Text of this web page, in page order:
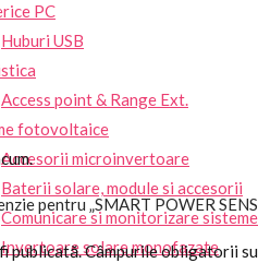
PC
Huburi USB
Access point & Range Ext.
fotovoltaice
Accesorii microinvertoare
Baterii solare, module si accesorii
Comunicare si monitorizare
Invertoare solare monofazate
pentru „SMART POWER
publicată.Câmpurile obligatorii